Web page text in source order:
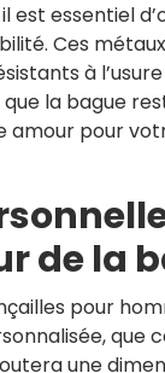
est essentiel
Ces
à l’usure
que la bague
amour pour
de la
pour
que
une